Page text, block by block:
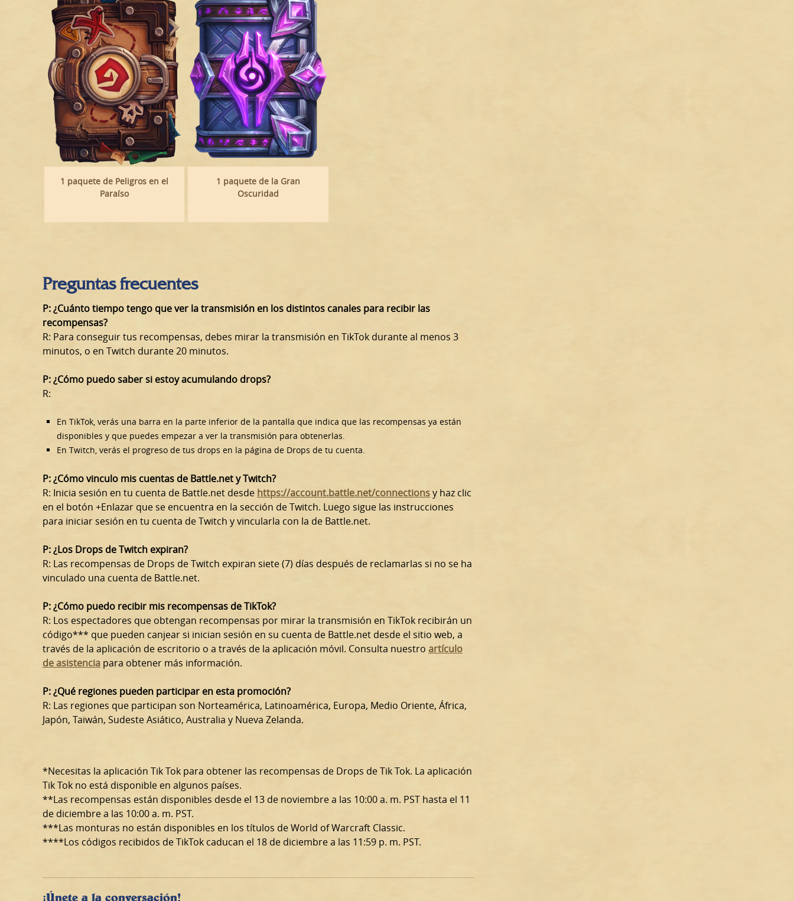
1 paquete de Peligros en el
Paraíso
1 paquete de la Gran
Oscuridad
Preguntas frecuentes
P:¿Cuánto tiempo tengo que ver la transmisión en los distintos canales para recibir las
recompensas?
R: Para conseguir tus recompensas, debes mirar la transmisión en TikTok durante al menos 3
minutos, o en Twitch durante 20 minutos.
P:¿Cómo puedo saber si estoy acumulando drops?
R:
En TikTok, verás una barra en la parte inferior de la pantalla que indica que las recompensas ya están
disponibles y que puedes empezar a ver la transmisión para obtenerlas.
En Twitch, verás el progreso de tus drops en la página de Drops de tu cuenta.
P: ¿Cómo vinculo mis cuentas de Battle.net y Twitch?
R: Inicia sesión en tu cuenta de Battle.net desde https://account.battle.net/connectionsy haz clic
en el botón +Enlazar que se encuentra en la sección de Twitch. Luego sigue las instrucciones
para iniciar sesión en tu cuenta de Twitch y vincularla con la de Battle.net.
P: ¿Los Drops de Twitch expiran?
R: Las recompensas de Drops de Twitch expiran siete (7) días después de reclamarlas si no se ha
vinculado una cuenta de Battle.net.
P: ¿Cómo puedo recibir mis recompensas de TikTok?
R: Los espectadores que obtengan recompensas por mirar la transmisión en TikTok recibirán un
código*** que pueden canjear si inician sesión en su cuenta de Battle.net desde el sitio web, a
través de la aplicación de escritorio o a través de la aplicación móvil. Consulta nuestro artículo
de asistencia para obtener más información.
P: ¿Qué regiones pueden participar en esta promoción?
R: Las regiones que participan son Norteamérica, Latinoamérica, Europa, Medio Oriente, África,
Japón, Taiwán, Sudeste Asiático, Australia y Nueva Zelanda.
*Necesitas la aplicación Tik Tok para obtener las recompensas de Drops de Tik Tok. La aplicación
Tik Tok no está disponible en algunos países.
**Las recompensas están disponibles desde el 13 de noviembre a las 10:00 a. m. PST hasta el 11
de diciembre a las 10:00 a. m. PST.
***Las monturas no están disponibles en los títulos de World of Warcraft Classic.
****Los códigos recibidos de TikTok caducan el 18 de diciembre a las 11:59 p. m. PST.
¡Únete a la conversación!